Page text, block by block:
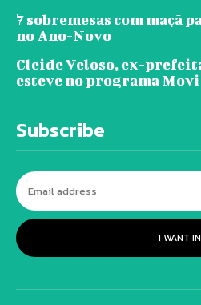
7 sobremesas com maçã
no Ano-Novo
Cleide Veloso, ex-
esteve no programa
Subscribe
I WANT IN